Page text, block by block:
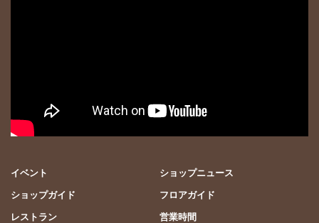
イベント ショップニュース
ショップガイド フロアガイド
レストラン 営業時間